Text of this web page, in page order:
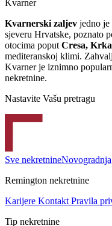
Kvarner
Kvarnerski zaljev jedno
sjeveru Hrvatske, poznato
otocima poput Cresa,
mediteranskoj klimi.
Kvarner je iznimno
nekretnine.
Nastavite Vašu pretragu
Sve nekretnineNovogradnja
Remington nekretnine
Karijere Kontakt Pravila
Tip nekretnine